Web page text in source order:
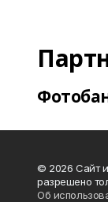
© 2026 Сайт
разрешено
Об